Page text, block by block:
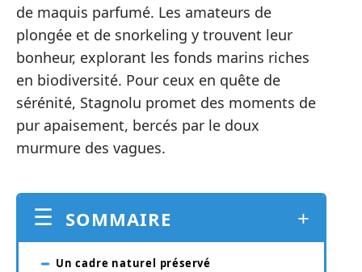
de maquis parfumé. Les amateurs de
plongée et de snorkeling y trouvent leur
bonheur, explorant les fonds marins riches
en biodiversité. Pour ceux en quête de
sérénité, Stagnolu promet des moments de
pur apaisement, bercés par le doux
murmure des vagues.
SOMMAIRE
Un cadre naturel préservé